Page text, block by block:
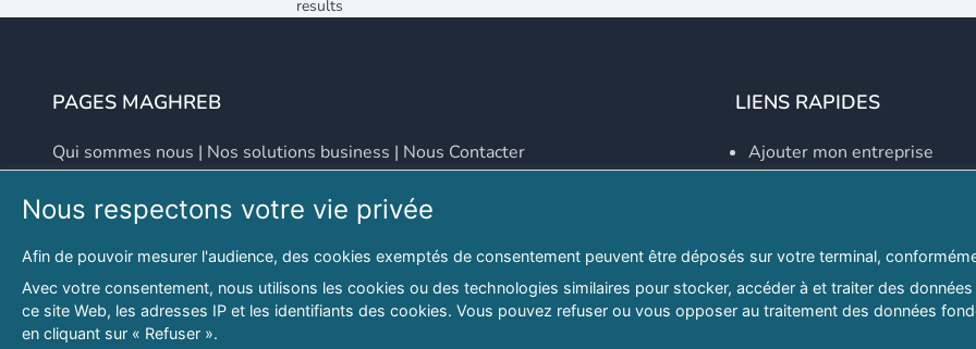
results
PAGES MAGHREB
Qui sommes nous | Nos solutions business | Nous Contacter
Adresse
46 LOT. PETITE PROVENCE SIDI YAHIA
Hydra, Alger (16), Algérie
Email
contact@lespagesmaghreb.com
LIENS RAPIDES
Ajouter mon entreprise
Explorer par secteurs
Explorer par willayas
Le Guide D'Alger, guide-
Nous respectons votre vie privée
Afin de pouvoir mesurer l'audience, des cookies exemptés de consentement peuvent être déposés sur votre terminal,
Avec votre consentement, nous utilisons les cookies ou des technologies similaires pour stocker, accéder à et traiter des
ce site Web, les adresses IP et les identifiants des cookies. Vous pouvez refuser ou vous opposer au traitement des données
en cliquant sur « Refuser ».